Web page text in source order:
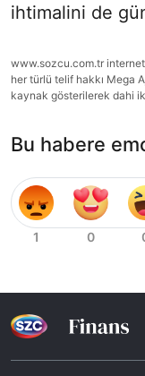
ihtimalini de
www.sozcu.com.tr
her türlü telif hakkı Mega
kaynak gösterilerek dahi
Bu habere